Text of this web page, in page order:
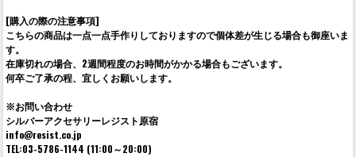
[購入の際の注意事項]
こちらの商品は一点一点手作りしておりますので個体差が生じる場合も御座いま
す。
在庫切れの場合、2週間程度のお時間がかかる場合もございます。
何卒ご了承の程、宜しくお願いします。
※お問い合わせ
シルバーアクセサリーレジスト原宿
info@resist.co.jp
TEL:03-5786-1144 (11:00～20:00)